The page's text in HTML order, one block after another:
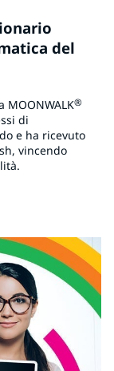
del
®
di
e ha ricevuto
vincendo